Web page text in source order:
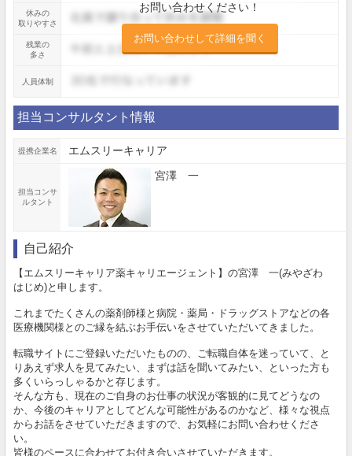
お問い合わせください！
お問い合わせして詳細を聞く
休みの
取りやすさ
残業の
多さ
人員体制
担当コンサルタント情報
提携企業名 エムスリーキャリア
担当コンサ
ルタント
宮澤 一
自己紹介
【エムスリーキャリア薬キャリエージェント】の宮澤 一(みやざわ
はじめ)と申します。
これまでたくさんの薬剤師様と病院・薬局・ドラッグストアなどの各
医療機関様とのご縁を結ぶお手伝いをさせていただいてきました。
転職サイトにご登録いただいたものの、ご転職自体を迷っていて、と
りあえず求人を見てみたい、まずは話を聞いてみたい、といった方も
多くいらっしゃるかと存じます。
そんな方も、現在のご自身のお仕事の状況が客観的に見てどうなの
か、今後のキャリアとしてどんな可能性があるのかなど、様々な視点
からお話をさせていただきますので、お気軽にお問い合わせくださ
い。
皆様のペースに合わせてお付き合いさせていただきます。